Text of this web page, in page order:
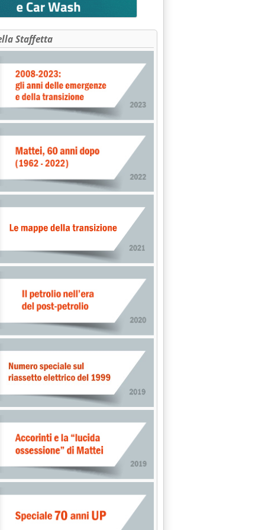
COSTIERI GPL . BLACK-OUT SULLE CONCLUSIONI'
. PER COLPA DELLA TURCHIA . '
DALL'ITALIA'
APRILE'
Staffetta